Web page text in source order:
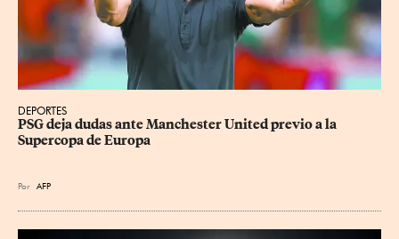
DEPORTES
PSG deja dudas ante Manchester United previo a la
Supercopa de Europa
Por AFP